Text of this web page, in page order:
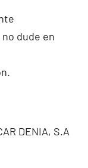
dude en
DENIA, S.A